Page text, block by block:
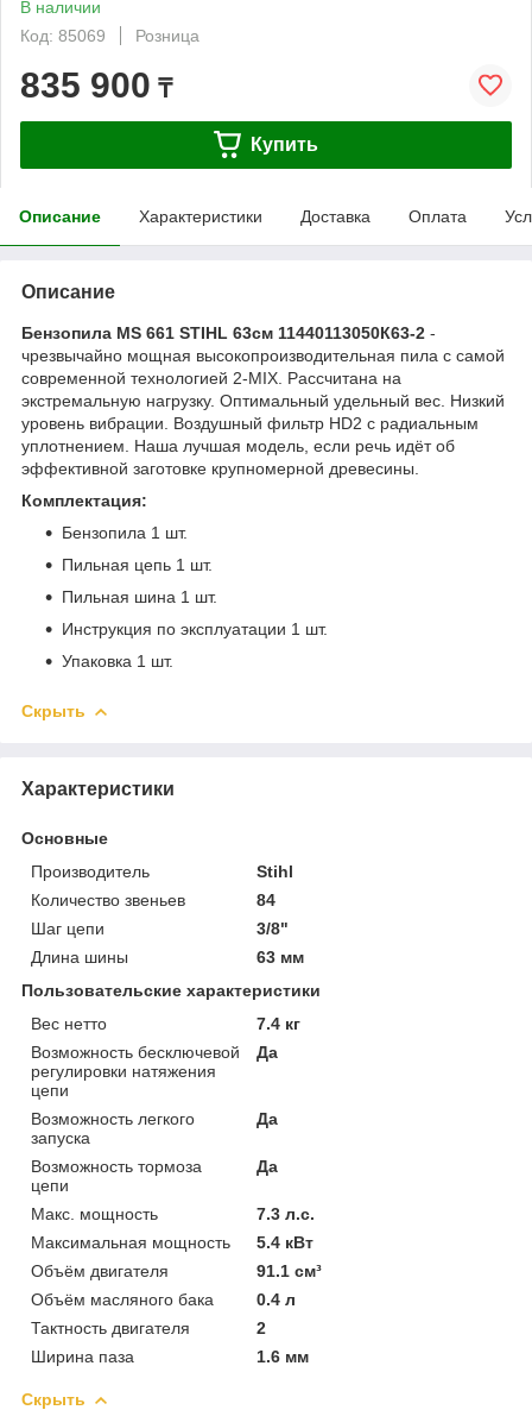
В наличии
Код: 85069
Розница
835 900 ₸
Купить
Описание Характеристики Доставка Оплата
Описание
Бензопила MS 661 STIHL 63см 11440113050К63-2 -
чрезвычайно мощная высокопроизводительная пила с самой
современной технологией 2-MIX. Рассчитана на
экстремальную нагрузку. Оптимальный удельный вес. Низкий
уровень вибрации. Воздушный фильтр HD2 с радиальным
уплотнением. Наша лучшая модель, если речь идёт об
эффективной заготовке крупномерной древесины.
Комплектация:
Бензопила 1 шт.
Пильная цепь 1 шт.
Пильная шина 1 шт.
Инструкция по эксплуатации 1 шт.
Упаковка 1 шт.
Скрыть
Характеристики
Основные
Производитель
Stihl
Количество звеньев
84
Шаг цепи
3/8"
Длина шины
63 мм
Пользовательские характеристики
Вес нетто
7.4 кг
Возможность бесключевой
регулировки натяжения
цепи
Да
Возможность легкого
запуска
Да
Возможность тормоза
цепи
Да
Макс. мощность
7.3 л.с.
Максимальная мощность
5.4 кВт
Объём двигателя
91.1 см³
Объём масляного бака
0.4 л
Тактность двигателя
2
Ширина паза
1.6 мм
Скрыть